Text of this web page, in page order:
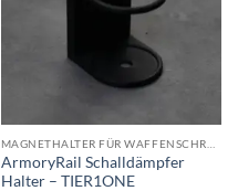
ArmoryRail Schalldämpfer
Halter – TIER1ONE